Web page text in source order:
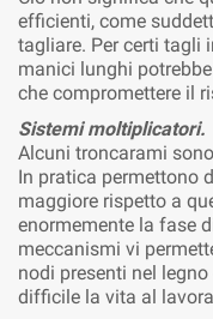
efficienti, come
tagliare. Per certi tagli
manici lunghi
che compromettere il
Sistemi moltiplicatori.
Alcuni troncarami
In pratica permettono
maggiore rispetto a
enormemente la fase
meccanismi vi
nodi presenti nel
difficile la vita al